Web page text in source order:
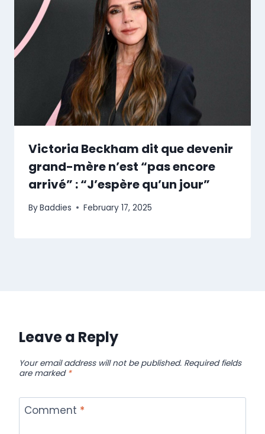
Victoria Beckham dit que devenir
grand-mère n’est “pas encore
arrivé” : “J’espère qu’un jour”
ByBaddies February 17, 2025
Leave a Reply
Your email address will not be published. Required fields
are marked *
Comment *